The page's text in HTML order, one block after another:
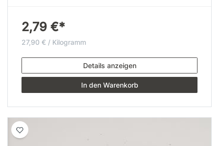
2,79 €*
27,90 € / Kilogramm
Details anzeigen
In den Warenkorb